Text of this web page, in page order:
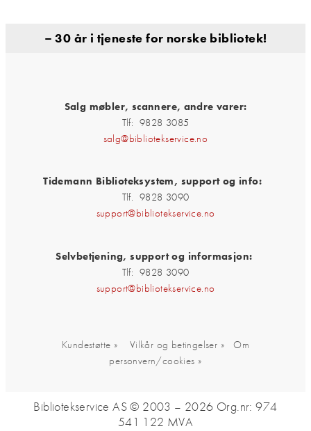
– 30 år i tjeneste for norske bibliotek!
Salg møbler, scannere, andre varer:
Tlf: 9828 3085
salg@bibliotekservice.no
Tidemann Biblioteksystem, support og info:
Tlf. 9828 3090
support@bibliotekservice.no
Selvbetjening, support og informasjon:
Tlf: 9828 3090
support@bibliotekservice.no
Kundestøtte » Vilkår og betingelser »
Om
personvern/cookies »
Bibliotekservice AS © 2003 – 2026 Org.nr: 974
541 122 MVA